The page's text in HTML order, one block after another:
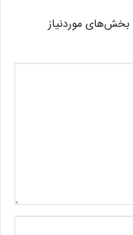
بخش‌های موردنیاز